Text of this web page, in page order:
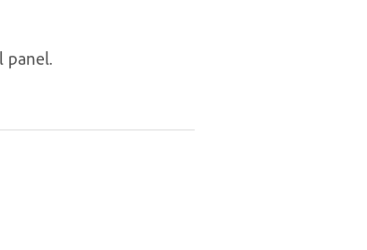
panel.